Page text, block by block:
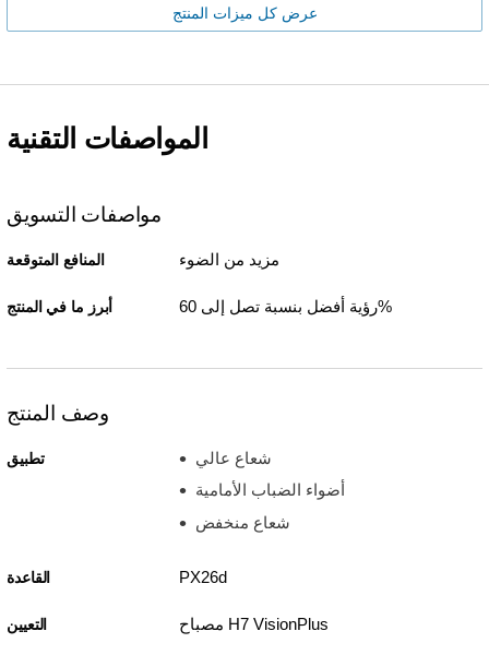
عرض كل ميزات المنتج
المواصفات التقنية
مواصفات التسويق
المنافع المتوقعة مزيد من الضوء
أبرز ما في المنتج رؤية أفضل بنسبة تصل إلى 60%
وصف المنتج
تطبيق
شعاع عالي
أضواء الضباب الأمامية
شعاع منخفض
القاعدة PX26d
التعيين مصباح H7 VisionPlus